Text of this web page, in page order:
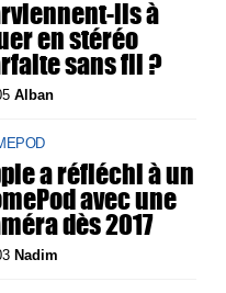
ils à
en stéréo
sans fil ?
Alban
a réfléchi à un
avec une
dès 2017
Nadim